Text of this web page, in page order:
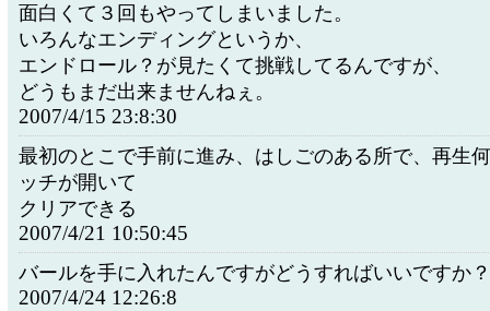
面白くて３回もやってしまいました。
いろんなエンディングというか、
エンドロール？が見たくて挑戦してるんですが、
どうもまだ出来ませんねぇ。
2007/4/15 23:8:30
最初のとこで手前に進み、はしごのある所で、再生
ッチが開いて
クリアできる
2007/4/21 10:50:45
バールを手に入れたんですがどうすればいいですか
2007/4/24 12:26:8